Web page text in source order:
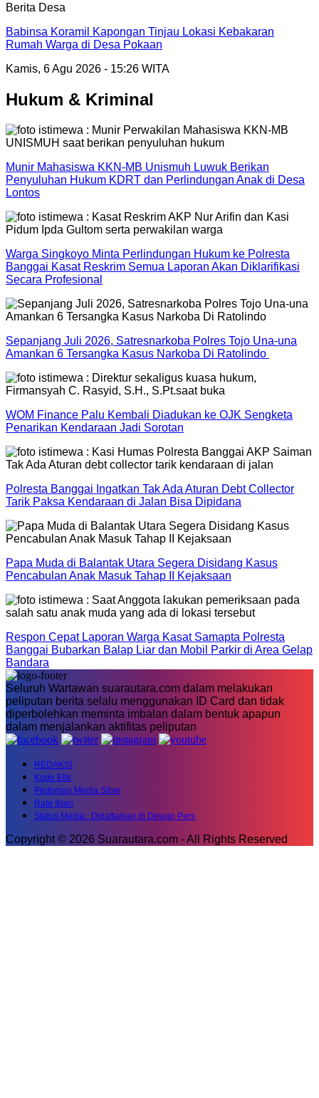
Berita Desa
Babinsa Koramil Kapongan Tinjau Lokasi Kebakaran
Rumah Warga di Desa Pokaan
Kamis, 6 Agu 2026 - 15:26 WITA
Hukum & Kriminal
Munir Mahasiswa KKN-MB Unismuh Luwuk Berikan
Penyuluhan Hukum KDRT dan Perlindungan Anak di Desa
Lontos
Warga Singkoyo Minta Perlindungan Hukum ke Polresta
Banggai Kasat Reskrim Semua Laporan Akan Diklarifikasi
Secara Profesional
Sepanjang Juli 2026, Satresnarkoba Polres Tojo Una-una
Amankan 6 Tersangka Kasus Narkoba Di Ratolindo
WOM Finance Palu Kembali Diadukan ke OJK Sengketa
Penarikan Kendaraan Jadi Sorotan
Polresta Banggai Ingatkan Tak Ada Aturan Debt Collector
Tarik Paksa Kendaraan di Jalan Bisa Dipidana
Papa Muda di Balantak Utara Segera Disidang Kasus
Pencabulan Anak Masuk Tahap II Kejaksaan
Respon Cepat Laporan Warga Kasat Samapta Polresta
Banggai Bubarkan Balap Liar dan Mobil Parkir di Area Gelap
Bandara
Seluruh Wartawan suarautara.com dalam melakukan
peliputan berita selalu menggunakan ID Card dan tidak
diperbolehkan meminta imbalan dalam bentuk apapun
dalam menjalankan aktifitas peliputan
REDAKSI
Kode Etik
Pedoman Media Siber
Rate Iklan
Status Media : Didaftarkan di Dewan Pers
Copyright © 2026 Suarautara.com - All Rights Reserved